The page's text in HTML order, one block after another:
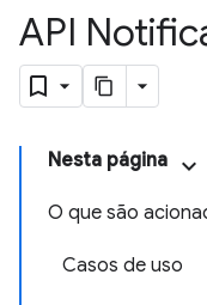
API
Nesta página
O que são
Casos de uso